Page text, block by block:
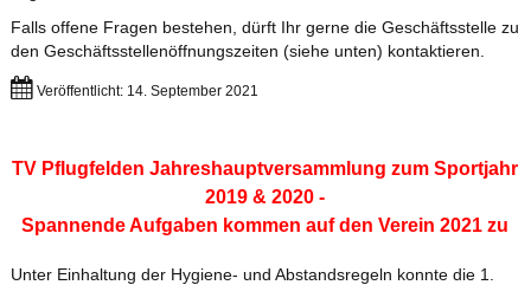
Falls offene Fragen bestehen, dürft Ihr gerne die Geschäftsstelle zu
den Geschäftsstellenöffnungszeiten (siehe unten) kontaktieren.
Veröffentlicht: 14. September 2021
TV Pflugfelden Jahreshauptversammlung zum Sportjahr
2019 & 2020 -
Spannende Aufgaben kommen auf den Verein 2021 zu
Unter Einhaltung der Hygiene- und Abstandsregeln konnte die 1.